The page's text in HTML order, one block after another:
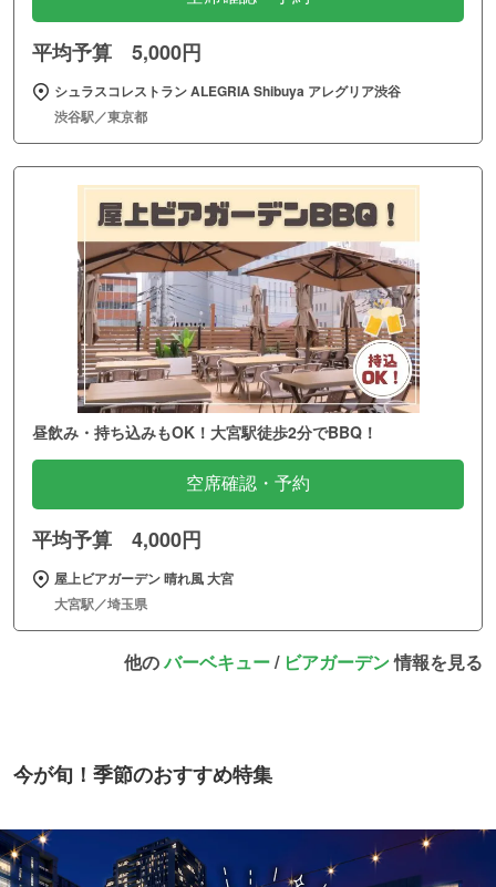
平均予算 5,000円
シュラスコレストラン ALEGRIA Shibuya アレグリア渋谷
渋谷駅／東京都
昼飲み・持ち込みもOK！大宮駅徒歩2分でBBQ！
空席確認・予約
平均予算 4,000円
屋上ビアガーデン 晴れ風 大宮
大宮駅／埼玉県
他のバーベキュー/ ビアガーデン情報を見る
今が旬！季節のおすすめ特集